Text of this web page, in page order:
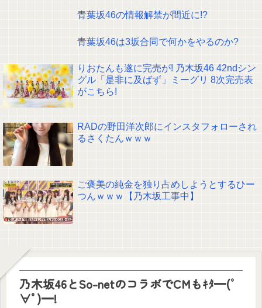
与田ちゃん、プールで泳いでる姿を公開！！！【元乃木坂46】
書を餌に誘き出す作戦！
【画像】顔100点、体30点の女ｗｗｗ
【櫻坂46】山田桃実からお知らせ
Powered by livedoor 相互RSS
青葉坂46の情報解禁が間近に!?
青葉坂46は3坂合同で何かをやるのか?
りおたんも遂に完売が! 乃木坂46 42ndシン
グル「是非に及ばず」ミーグリ 8次完売表
がこちら!
RADの野田洋次郎にインスタフォローされ
るさくたんｗｗｗ
ご褒美の純金を独り占めしようとするひー
つんｗｗｗ【乃木坂工事中】
乃木坂46とSo-netのコラボでCMもｷﾀ━(ﾟ
∀ﾟ)━!